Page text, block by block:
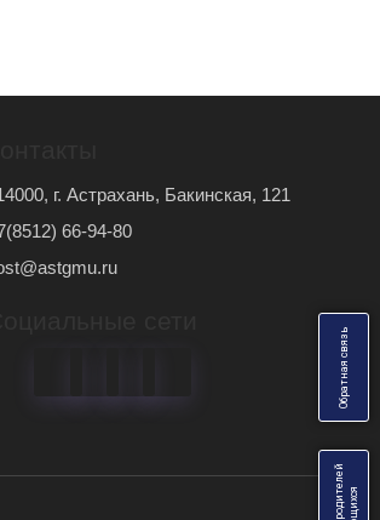
О
б
р
а
т
н
а
я
с
в
я
з
ь
г. Астрахань, Бакинская, 121
66-94-80